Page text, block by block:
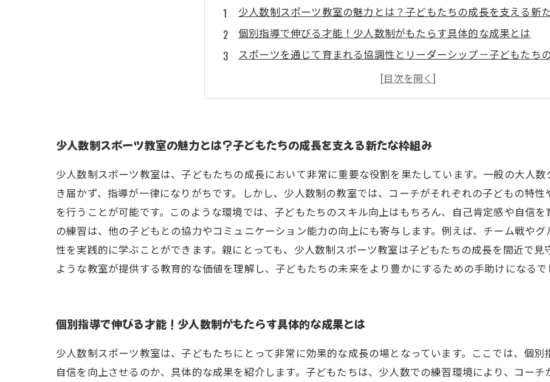
少人数制スポーツ教室の魅力とは？子どもたちの成長を支える新
個別指導で伸びる才能！少人数制がもたらす具体的な成果とは
スポーツを通じて育まれる協調性とリーダーシップ－子どもたち
成功事例に学ぶ！少人数制スポーツ教室が与える影響
親も納得！少人数制指導のメリットと子どもたちの未来
成長の軌跡を描こう！少人数制スポーツ教室での素晴らしい体験
少人数制スポーツ教室の魅力とは？子どもたちの成長を支える新たな枠組み
少人数制スポーツ教室は、子どもたちの成長において非常に重要な役割を果たしています。一般の大人
き届かず、指導が一律になりがちです。しかし、少人数制の教室では、コーチがそれぞれの子どもの特
を行うことが可能です。このような環境では、子どもたちのスキル向上はもちろん、自己肯定感や自信
の練習は、他の子どもとの協力やコミュニケーション能力の向上にも寄与します。例えば、チーム戦や
性を実践的に学ぶことができます。親にとっても、少人数制スポーツ教室は子どもたちの成長を間近で
ような教室が提供する教育的な価値を理解し、子どもたちの未来をより豊かにするための手助けになるで
個別指導で伸びる才能！少人数制がもたらす具体的な成果とは
少人数制スポーツ教室は、子どもたちにとって非常に効果的な成長の場となっています。ここでは、個
自信を向上させるのか、具体的な成果を紹介します。子どもたちは、少人数での練習環境により、コー